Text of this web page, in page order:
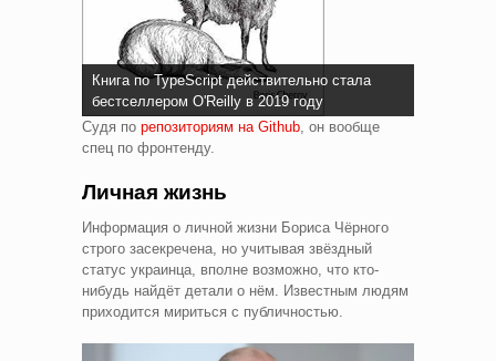
Книга по TypeScript действительно стала
бестселлером O'Reilly в 2019 году
Судя по репозиториям на Github , он вообще
спец по фронтенду.
Личная жизнь
Информация о личной жизни Бориса Чёрного
строго засекречена, но учитывая звёздный
статус украинца, вполне возможно, что кто-
нибудь найдёт детали о нём. Известным людям
приходится мириться с публичностью.